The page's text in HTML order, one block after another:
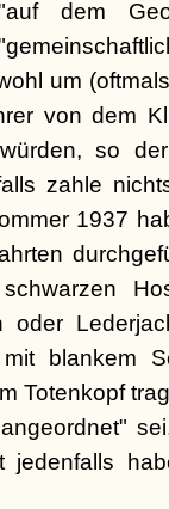
dem
um
von dem
so
zahle
1937
oder
blankem
Totenkopf